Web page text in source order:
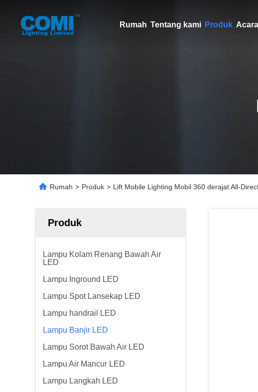
Rumah Tentang kami Produk Acara
Rumah > Produk > Lift Mobile Lighting Mobil 360 derajat All-
Produk
Lampu Kolam Renang Bawah Air
LED
Lampu Inground LED
Lampu Spot Lansekap LED
Lampu handrail LED
Lampu Banjir LED
Lampu Sorot Bawah Air LED
Lampu Air Mancur LED
Lampu Langkah LED